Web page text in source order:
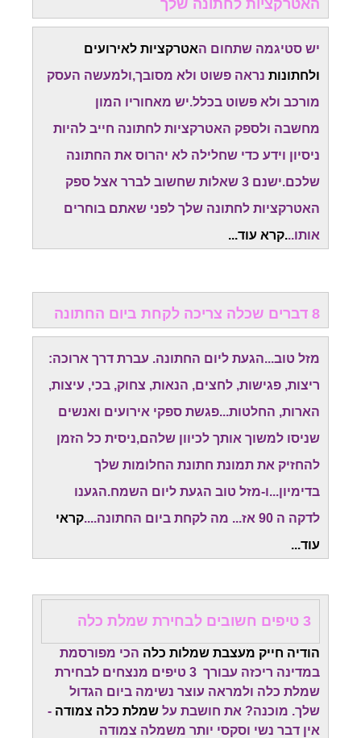
האטרקציות לחתונה שלך
יש סטיגמה שתחום האטרקציות לאירועים
ולחתונות נראה פשוט ולא מסובך,ולמעשה העסק
מורכב ולא פשוט בכלל.יש מאחוריו המון
מחשבה ולספק האטרקציות לחתונה חייב להיות
ניסיון וידע כדי שחלילה לא יהרוס את החתונה
שלכם.
ישנם 3 שאלות שחשוב לברר אצל ספק
האטרקציות לחתונה שלך לפני שאתם בוחרים
אותו...קרא עוד...
8 דברים שכלה צריכה לקחת ביום החתונה
מזל טוב...הגעת ליום החתונה. עברת דרך ארוכה:
ריצות, פגישות, לחצים, הנאות, צחוק, בכי, עיצות,
הארות, החלטות...פגשת ספקי אירועים ואנשים
שניסו למשוך אותך לכיוון שלהם,ניסית כל הזמן
להחזיק את תמונת חתונת החלומות שלך
בדימיון...ו-מזל טוב הגעת ליום השמח.הגענו
לדקה ה 90 אז... מה לקחת ביום החתונה....
קראי
עוד...
3 טיפים חשובים לבחירת שמלת כלה
הודיה חייק מעצבת שמלות כלה הכי מפורסמת
במדינה ריכזה עבורך 3 טיפים מנצחים לבחירת
שמלת כלה ולמראה עוצר נשימה ביום הגדול
שלך. מוכנה? את חושבת על שמלת כלה צמודה -
אין דבר נשי וסקסי יותר משמלה צמודה